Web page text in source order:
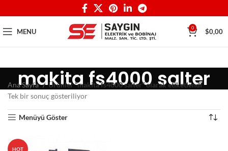
MENU 0 $0,00
makita fs4000 salter
Ana Sayfa
Ürünler “makita fs4000 salter” olarak etiketlendi
Tek bir sonuç gösteriliyor
Menüyü Göster
HOT